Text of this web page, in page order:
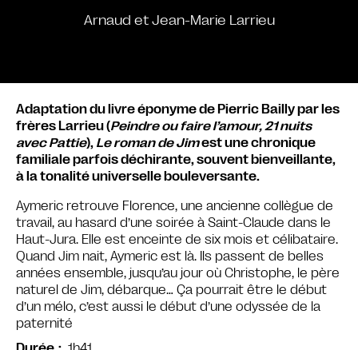
Arnaud et Jean-Marie Larrieu
Adaptation du livre éponyme de Pierric Bailly par les
frères Larrieu (Peindre ou faire l’amour, 21 nuits
avec Pattie), Le roman de Jimest une chronique
familiale parfois déchirante, souvent bienveillante,
à la tonalité universelle bouleversante.
Aymeric retrouve Florence, une ancienne collègue de
travail, au hasard d’une soirée à Saint-Claude dans le
Haut-Jura. Elle est enceinte de six mois et célibataire.
Quand Jim nait, Aymeric est là. Ils passent de belles
années ensemble, jusqu’au jour où Christophe, le père
naturel de Jim, débarque… Ça pourrait être le début
d’un mélo, c’est aussi le début d’une odyssée de la
paternité